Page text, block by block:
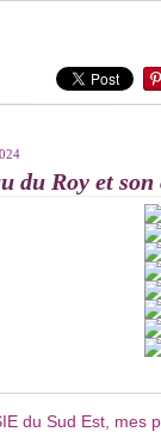
du Roy et